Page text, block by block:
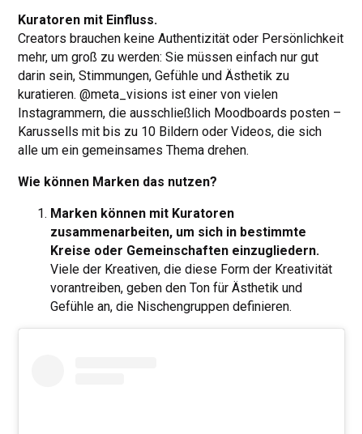
Kuratoren mit Einfluss.
Creators brauchen keine Authentizität oder Persönlichkeit
mehr, um groß zu werden: Sie müssen einfach nur gut
darin sein, Stimmungen, Gefühle und Ästhetik zu
kuratieren. @meta_visions ist einer von vielen
Instagrammern, die ausschließlich Moodboards posten –
Karussells mit bis zu 10 Bildern oder Videos, die sich
alle um ein gemeinsames Thema drehen.
Wie können Marken das nutzen?
Marken können mit Kuratoren
zusammenarbeiten, um sich in bestimmte
Kreise oder Gemeinschaften einzugliedern.
Viele der Kreativen, die diese Form der Kreativität
vorantreiben, geben den Ton für Ästhetik und
Gefühle an, die Nischengruppen definieren.